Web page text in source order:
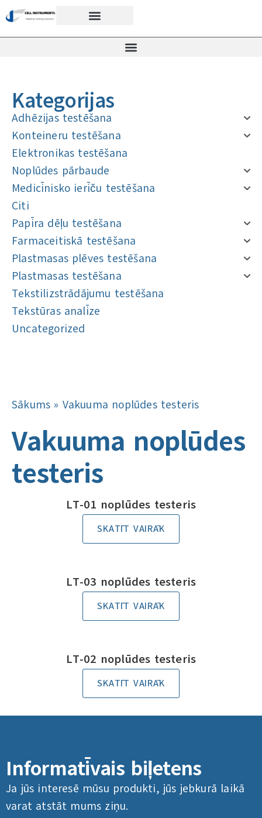
Kategorijas
Adhēzijas testēšana
Konteineru testēšana
Elektronikas testēšana
Noplūdes pārbaude
Medicīnisko ierīču testēšana
Citi
Papīra dēļu testēšana
Farmaceitiskā testēšana
Plastmasas plēves testēšana
Plastmasas testēšana
Tekstilizstrādājumu testēšana
Tekstūras analīze
Uncategorized
Sākums » Vakuuma noplūdes testeris
Vakuuma noplūdes
testeris
LT-01 noplūdes testeris
SKATĪT VAIRĀK
LT-03 noplūdes testeris
SKATĪT VAIRĀK
LT-02 noplūdes testeris
SKATĪT VAIRĀK
Informatīvais biļetens
Ja jūs interesē mūsu produkti, jūs jebkurā laikā
varat atstāt mums ziņu.